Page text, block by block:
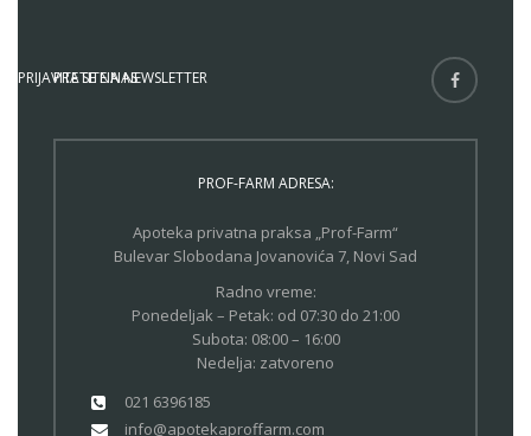
PRATITE NAS
PRIJAVITE SE NA NEWSLETTER
PROF-FARM ADRESA:
Apoteka privatna praksa „Prof-Farm“
Bulevar Slobodana Jovanovića 7, Novi Sad
Radno vreme:
Ponedeljak – Petak: od 07:30 do 21:00
Subota: 08:00 – 16:00
Nedelja: zatvoreno
021 6396185
info@apotekaproffarm.com